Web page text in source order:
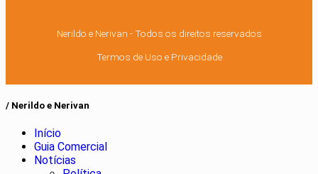
Nerildo e Nerivan - Todos os direitos reservados
Termos de Uso e Privacidade
/ Nerildo e Nerivan
Início
Guia Comercial
Notícias